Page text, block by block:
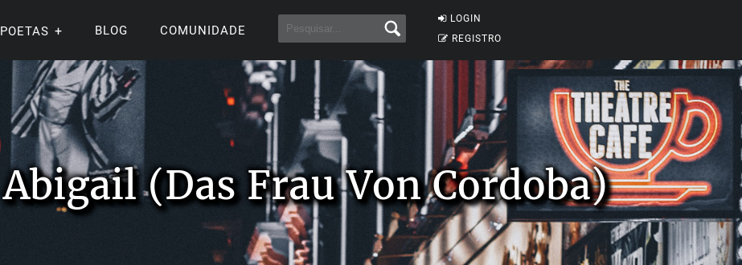
LOGIN
REGISTRO
POETAS BLOG COMUNIDADE
Abigail (Das Frau Von Cordoba)